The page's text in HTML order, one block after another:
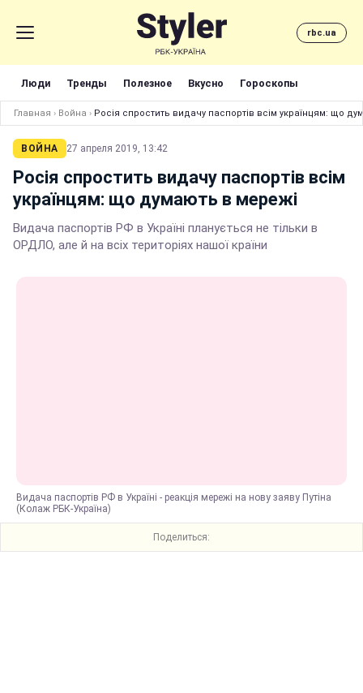
rbc.ua
Люди Тренды Полезное Вкусно Гороскопы
Главная › Война › Росія спростить видачу паспортів всім українцям: що
ВОЙНА 27 апреля 2019, 13:42
Росія спростить видачу паспортів всім
українцям: що думають в мережі
Видача паспортів РФ в Україні планується не тільки в
ОРДЛО, але й на всіх територіях нашої країни
Видача паспортів РФ в Україні - реакція мережі на нову заяву Путіна
(Колаж РБК-Україна)
Поделиться: